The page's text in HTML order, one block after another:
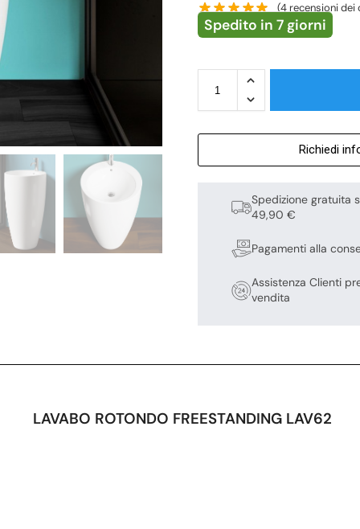
(4 recensioni dei
Spedito in 7 giorni
Richiedi
Spedizione gratuita
49,90 €
Pagamenti alla
Assistenza Clienti
vendita
LAVABO ROTONDO FREESTANDING LAV62